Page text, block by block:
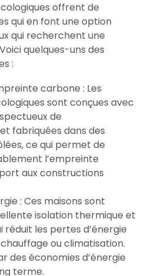
offrent de
qui en font une option
qui recherchent une
quelques-uns des
:
carbone : Les
sont conçues avec
de
fabriquées dans des
ce qui permet de
l’empreinte
aux constructions
: Ces maisons sont
isolation thermique et
réduit les pertes d’énergie
ou climatisation.
des économies d’énergie
terme.